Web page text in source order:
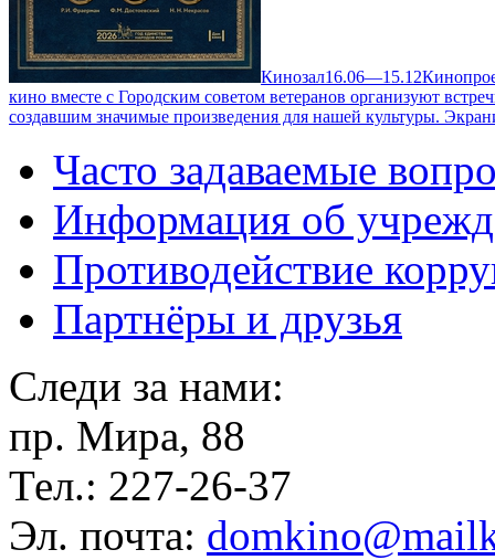
Кинозал16.06—15.12
кино вместе с Городским советом ветеранов организуют
создавшим значимые произведения для нашей культуры.
Часто задаваемые
Информация об
Противодействие
Партнёры и друзья
Следи за нами:
пр. Мира, 88
Тел.: 227-26-37
Эл. почта: